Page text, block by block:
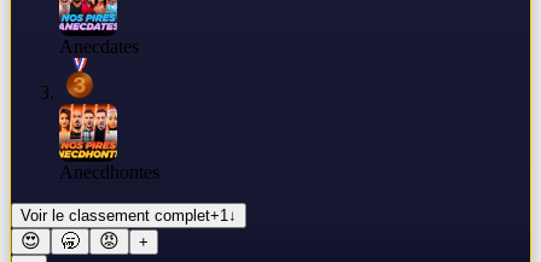
Anecdates
Anecdhontes
Voir le classement complet+1↓
😍 🥱 😡 +